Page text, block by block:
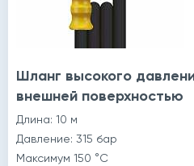
Шланг высокого
внешней поверхностью
Длина: 10 м
Давление: 315 бар
Максимум 150 °C